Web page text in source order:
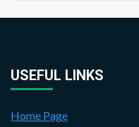
USEFUL LINKS
Home Page